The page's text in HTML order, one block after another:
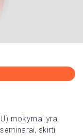
mokymai yra
skirti